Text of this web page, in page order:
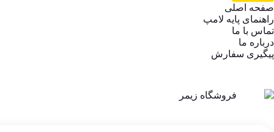
صفحه اصلی
راهنمای پایه لامپ
تماس با ما
درباره ما
پیگیری سفارش